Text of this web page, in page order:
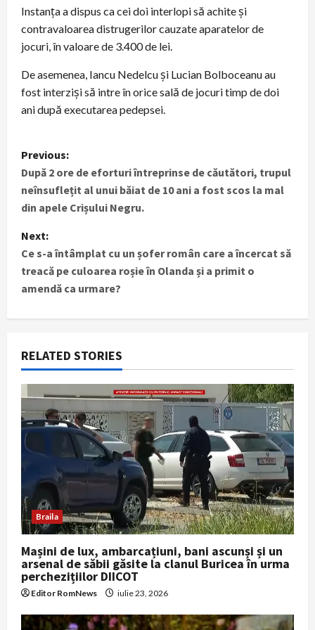
Instanța a dispus ca cei doi interlopi să achite și
contravaloarea distrugerilor cauzate aparatelor de
jocuri, în valoare de 3.400 de lei.
De asemenea, Iancu Nedelcu și Lucian Bolboceanu au
fost interziși să intre în orice sală de jocuri timp de doi
ani după executarea pedepsei.
P
o
s
t
n
a
v
i
g
a
t
o
n
Previous:
După 2 ore de eforturi întreprinse de căutători, trupul
neînsuflețit al unui băiat de 10 ani a fost scos la mal
din apele Crișului Negru.
Next:
Ce s-a întâmplat cu un șofer român care a încercat să
treacă pe culoarea roșie în Olanda și a primit o
amendă ca urmare?
RELATED STORIES
Braila
Mașini de lux, ambarcațiuni, bani ascunși și un
arsenal de săbii găsite la clanul Buricea în urma
perchezițiilor DIICOT
Editor RomNews iulie 23, 2026